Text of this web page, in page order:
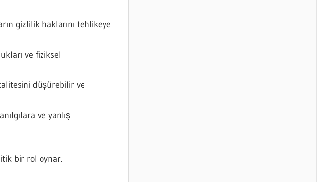
gizlilik haklarını tehlikeye
ve fiziksel
düşürebilir ve
ve yanlış
bir rol oynar.